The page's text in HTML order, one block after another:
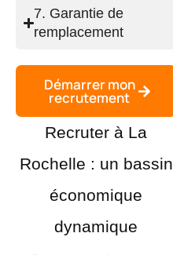
7. Garantie de
remplacement
Démarrer mon
recrutement
Recruter à La
Rochelle : un bassin
économique
dynamique